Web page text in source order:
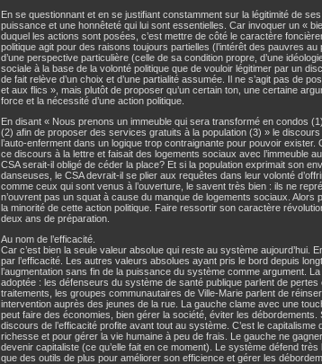
En se questionnant et en se justifiant constamment sur la légitimité de
puissance et une honnêteté qui lui sont essentielles. Car invoquer un «
duquel les actions sont posées, c’est mettre de côté le caractère
politique agit pour des raisons toujours partielles (l’intérêt des pauvres
d’une perspective particulière (celle de sa condition propre, d’une
sociale à la base de la volonté politique que de vouloir légitimer par un
de fait relève d’un choix et d’une partialité assumée. Il ne s’agit pas de
et aux flics », mais plutôt de proposer qu’un certain ton, une certaine
force et la nécessité d’une action politique.
En disant « Nous prenons un immeuble qui sera transformé en condos
(2) afin de proposer des services gratuits à la population (3) » le
l’auto-enferment dans un logique trop contraignante pour pouvoir exister.
ce discours à la lettre et faisait des logements sociaux avec l’immeuble
CSA serait-il obligé de céder la place? Et si la population exprimait son
danseuses, le CSA devrait-il se plier aux requêtes dans leur volonté
comme ceux qui sont venus à l’ouverture, le savent très bien : ils ne
n’ouvrent pas un squat à cause du manque de logements sociaux. Alors
la minorité de cette action politique. Faire ressortir son caractère
deux ans de préparation.
Au nom de l’efficacité.
Car c’est bien la seule valeur absolue qui reste au système aujourd’hui.
par l’efficacité. Les autres valeurs absolues ayant pris le bord depuis
l’augmentation sans fin de la puissance du système comme argument.
adoptée : les défenseurs du système de santé publique parlent de pertes
traitements, les groupes communautaires de Ville-Marie parlent de
intervention auprès des jeunes de la rue. La gauche clame avec une
peut faire des économies, bien gérer la société, éviter les débordements.
discours de l’efficacité profite avant tout au système. C’est le
richesse et pour gérer la vie humaine à peu de frais. Le gauche ne
devenir capitaliste (ce qu’elle fait en ce moment). Le système défend
que des outils de plus pour améliorer son efficience et gérer les